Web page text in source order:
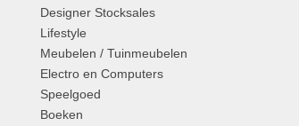
Designer Stocksales
Lifestyle
Meubelen / Tuinmeubelen
Electro en Computers
Speelgoed
Boeken